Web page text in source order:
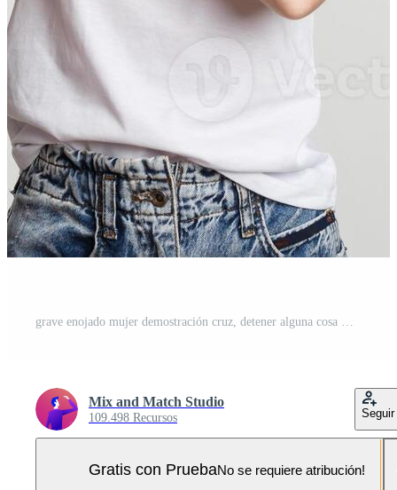
grave enojado mujer demostración cruz, detener alguna cosa malo, Rápido desaprobación o disgusto Foto Pro
Mix and Match Studio
109.498 Recursos Seguir
Gratis con PruebaNo se requiere atribución!